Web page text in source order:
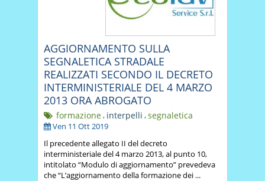
AGGIORNAMENTO SULLA
SEGNALETICA STRADALE
REALIZZATI SECONDO IL DECRETO
INTERMINISTERIALE DEL 4 MARZO
2013 ORA ABROGATO
formazione, interpelli ,segnaletica
Ven 11 Ott 2019
Il precedente allegato II del decreto
interministeriale del 4 marzo 2013, al punto 10,
intitolato “Modulo di aggiornamento” prevedeva
che “L’aggiornamento della formazione dei ...